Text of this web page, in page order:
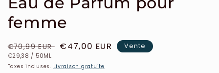
femme
Prix
habituel
€70,99 EUR
Prix
€47,00 EUR
PRIX
€29,38 / PAR
50ML
Vente
Taxes incluses. Livraison gratuite